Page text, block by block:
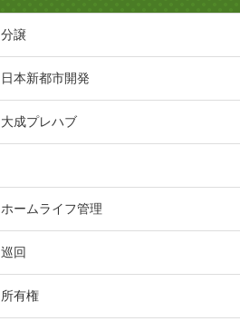
分譲
日本新都市開発
大成プレハブ
ホームライフ管理
巡回
所有権